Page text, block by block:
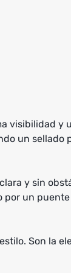
visibilidad y
un sellado
y sin
por un puente
Son la